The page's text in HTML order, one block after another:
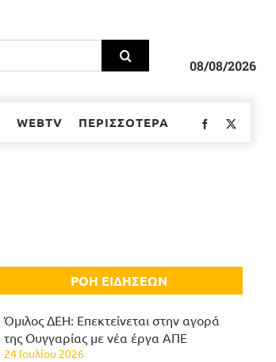
08/08/2026
WEBTV ΠΕΡΙΣΣΟΤΕΡΑ Facebook
ΡΟΗ ΕΙΔΗΣΕΩΝ
Όμιλος ΔΕΗ: Επεκτείνεται στην αγορά
της Ουγγαρίας με νέα έργα ΑΠΕ
24 Ιουλίου 2026